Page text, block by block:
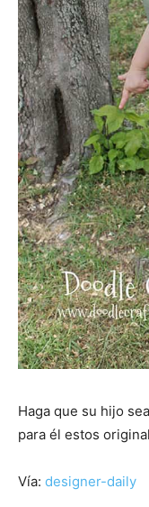
Haga que su hijo
para él estos
Vía: designer-daily